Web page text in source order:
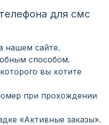
для смс
нашем сайте.
способом.
вы хотите
при прохождении
«Активные заказы».